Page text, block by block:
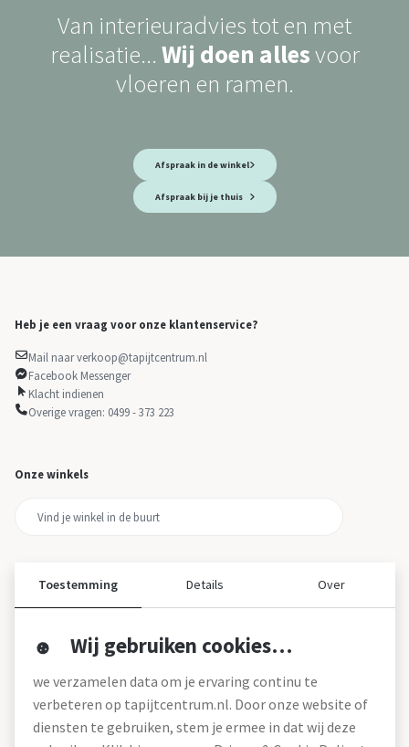
Van interieuradvies tot en met
realisatie... Wij doen allesvoor
vloeren en ramen.
Afspraak in de winkel
Afspraak bij je thuis
Heb je een vraag voor onze klantenservice?
Mail naar verkoop@tapijtcentrum.nl
Facebook Messenger
Klacht indienen
Overige vragen: 0499 - 373 223
Onze winkels
Over tapijtcentrum
Werken bij
Toestemming Details Over
Wij gebruiken cookies…
we verzamelen data om je ervaring continu te
verbeteren op tapijtcentrum.nl. Door onze website of
diensten te gebruiken, stem je ermee in dat wij deze